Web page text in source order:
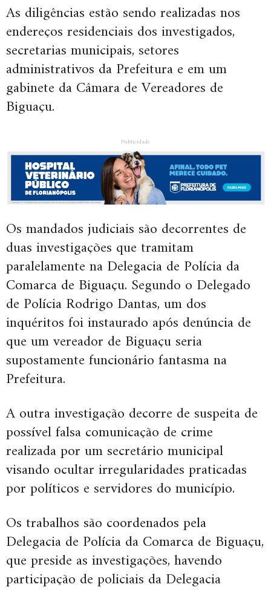
As diligências estão sendo realizadas nos
endereços residenciais dos investigados,
secretarias municipais, setores
administrativos da Prefeitura e em um
gabinete da Câmara de Vereadores de
Biguaçu.
Publicidade
Os mandados judiciais são decorrentes de
duas investigações que tramitam
paralelamente na Delegacia de Polícia da
Comarca de Biguaçu. Segundo o Delegado
de Polícia Rodrigo Dantas, um dos
inquéritos foi instaurado após denúncia de
que um vereador de Biguaçu seria
supostamente funcionário fantasma na
Prefeitura.
A outra investigação decorre de suspeita de
possível falsa comunicação de crime
realizada por um secretário municipal
visando ocultar irregularidades praticadas
por políticos e servidores do município.
Os trabalhos são coordenados pela
Delegacia de Polícia da Comarca de Biguaçu,
que preside as investigações, havendo
participação de policiais da Delegacia